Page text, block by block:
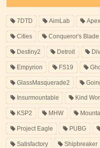
7DTD AimLab Apex
Cities Conqueror's Blade
Destiny2 Detroit
Empyrion FS19
GlassMasquerade2
Insurmountable Kind
KSP2 MHW
Project Eagle PUBG
Satisfactory Shipbreaker